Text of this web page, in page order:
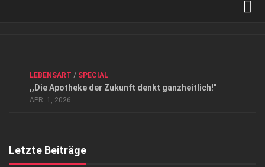
Datenschutzerklärung
Top Magazin Dresden / Ostsachsen
LEBENSART / SPECIAL
,,Die Apotheke der Zukunft denkt ganzheitlich!”
APR. 1, 2026
Letzte Beiträge